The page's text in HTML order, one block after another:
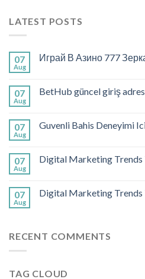
LATEST POSTS
07
Aug
Играй В Азино 777
07
Aug
BetHub güncel giriş
07
Aug
Guvenli Bahis Deneyimi
07
Aug
Digital Marketing
07
Aug
Digital Marketing
RECENT COMMENTS
TAG CLOUD